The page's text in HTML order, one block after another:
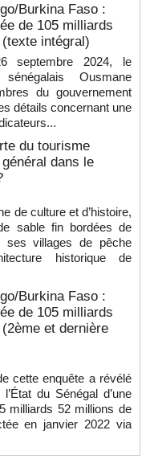
Burkina Faso :
de 105 milliards
intégral)
septembre 2024, le
Ousmane
du gouvernement
détails concernant une
du tourisme
dans le
de culture et d’histoire,
sable fin bordées de
ses villages de pêche
historique de
Burkina Faso :
de 105 milliards
et dernière
cette enquête a révélé
du Sénégal d’une
milliards 52 millions de
en janvier 2022 via